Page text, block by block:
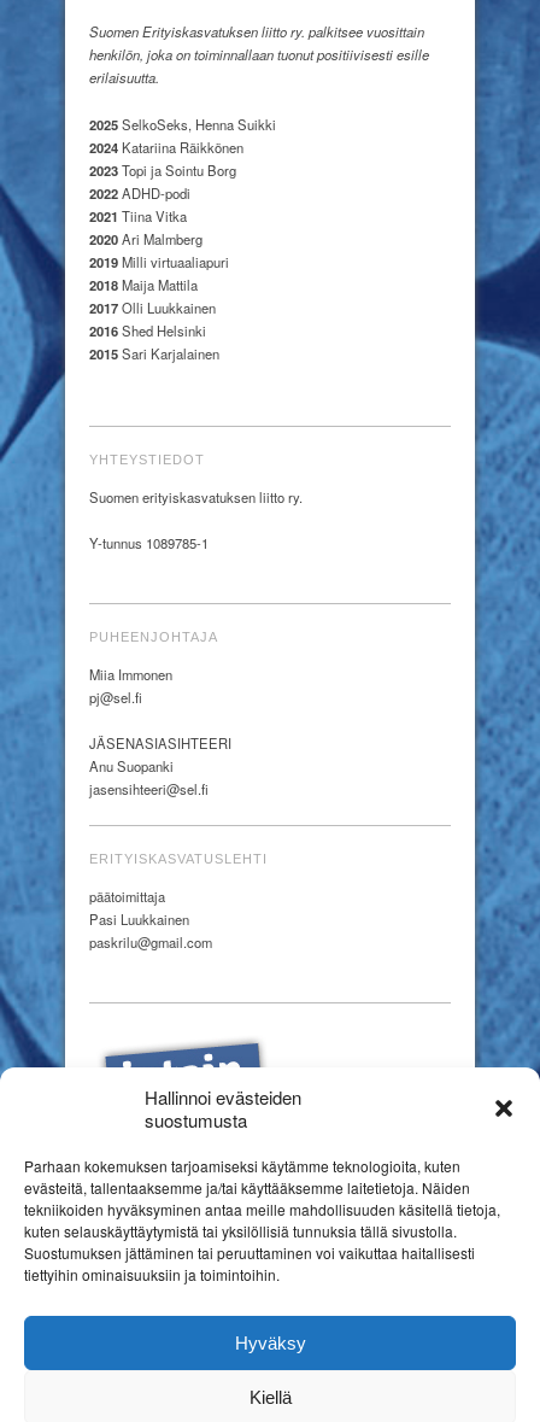
Hallinnoi evästeiden
suostumusta
Parhaan kokemuksen tarjoamiseksi käytämme teknologioita, kuten
evästeitä, tallentaaksemme ja/tai käyttääksemme laitetietoja. Näiden
tekniikoiden hyväksyminen antaa meille mahdollisuuden käsitellä tietoja,
kuten selauskäyttäytymistä tai yksilöllisiä tunnuksia tällä sivustolla.
Suostumuksen jättäminen tai peruuttaminen voi vaikuttaa haitallisesti
tiettyihin ominaisuuksiin ja toimintoihin.
Hyväksy
Kiellä
Suomen Erityiskasvatuksen liitto ry. palkitsee vuosittain
henkilön, joka on toiminnallaan tuonut positiivisesti esille
erilaisuutta.
2025SelkoSeks, Henna Suikki
2024 Katariina Räikkönen
2023Topi ja Sointu Borg
2022ADHD-podi
2021 Tiina Vitka
2020Ari Malmberg
2019Milli virtuaaliapuri
2018Maija Mattila
2017Olli Luukkainen
2016Shed Helsinki
2015Sari Karjalainen
YHTEYSTIEDOT
Suomen erityiskasvatuksen liitto ry.
Y-tunnus 1089785-1
PUHEENJOHTAJA
Miia Immonen
pj@sel.fi
JÄSENASIASIHTEERI
Anu Suopanki
jasensihteeri@sel.fi
ERITYISKASVATUSLEHTI
päätoimittaja
Pasi Luukkainen
paskrilu@gmail.com